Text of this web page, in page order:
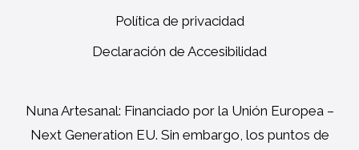
Política de privacidad
Declaración de Accesibilidad
Nuna Artesanal: Financiado por la Unión Europea –
Next Generation EU. Sin embargo, los puntos de